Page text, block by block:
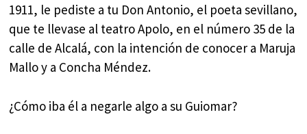
1911, le pediste a tu Don Antonio, el poeta sevillano,
que te llevase al teatro Apolo, en el número 35 de la
calle de Alcalá, con la intención de conocer a Maruja
Mallo y a Concha Méndez.
¿Cómo iba él a negarle algo a su Guiomar?